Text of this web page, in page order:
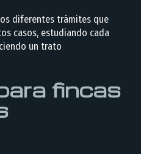
diferentes trámites que
casos, estudiando cada
un trato
fincas